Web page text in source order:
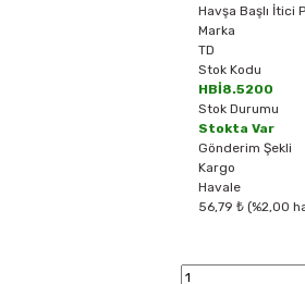
Havşa Başlı İtici
Marka
TD
Stok Kodu
HBİ8.5200
Stok Durumu
Stokta Var
Gönderim Şekli
Kargo
Havale
56,79 ₺ (%2,00